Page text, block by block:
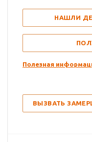
НАШЛИ
Полезная
ВЫЗВАТЬ